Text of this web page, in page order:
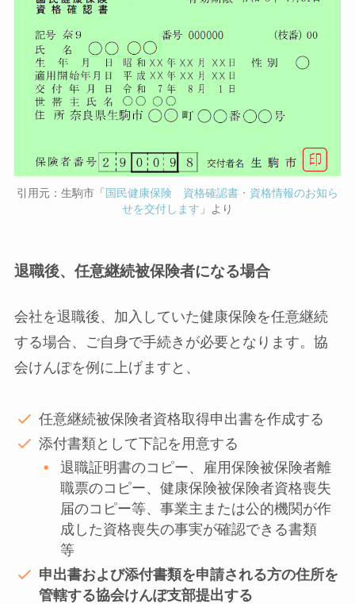
引用元：生駒市「 国民健康保険 資格確認書・資格情報のお知ら
せを交付します 」より
退職後、任意継続被保険者になる場合
会社を退職後、加入していた健康保険を任意継続
する場合、ご自身で手続きが必要となります。協
会けんぽを例に上げますと、
任意継続被保険者資格取得申出書を作成する
添付書類として下記を用意する
退職証明書のコピー、雇用保険被保険者離
職票のコピー、健康保険被保険者資格喪失
届のコピー等、事業主または公的機関が作
成した資格喪失の事実が確認できる書類
等
申出書および添付書類を申請される方の住所を
管轄する協会けんぽ支部提出する